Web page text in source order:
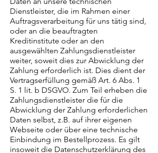
Dienstleister, die im Rahmen einer
Auftragsverarbeitung für uns tätig sind,
oder an die beauftragten
Kreditinstitute oder an den
ausgewählten Zahlungsdienstleister
weiter, soweit dies zur Abwicklung der
Zahlung erforderlich ist. Dies dient der
Vertragserfüllung gemäß Art. 6 Abs. 1
S. 1 lit. b DSGVO. Zum Teil erheben die
Zahlungsdienstleister die für die
Abwicklung der Zahlung erforderlichen
Daten selbst, z.B. auf ihrer eigenen
Webseite oder über eine technische
Einbindung im Bestellprozess. Es gilt
insoweit die Datenschutzerklärung des